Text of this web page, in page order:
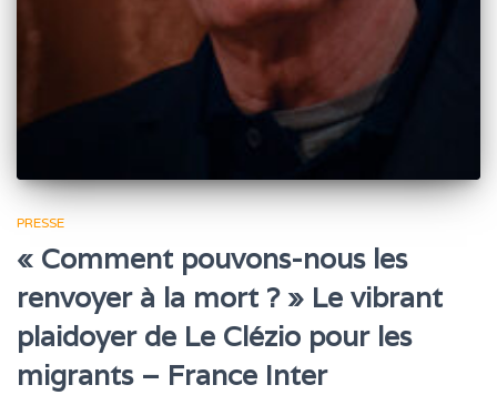
PRESSE
« Comment pouvons-nous les
renvoyer à la mort ? » Le vibrant
plaidoyer de Le Clézio pour les
migrants – France Inter